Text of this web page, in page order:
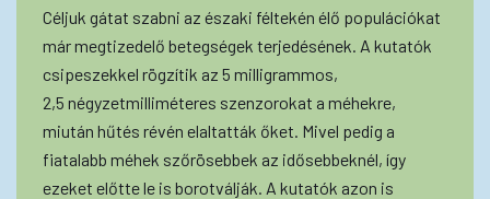
Céljuk gátat szabni az északi féltekén élő populációkat
már megtizedelő betegségek terjedésének. A kutatók
csipeszekkel rögzítik az 5 milligrammos,
2,5 négyzetmilliméteres szenzorokat a méhekre,
miután hűtés révén elaltatták őket. Mivel pedig a
fiatalabb méhek szőrösebbek az idősebbeknél, így
ezeket előtte le is borotválják. A kutatók azon is